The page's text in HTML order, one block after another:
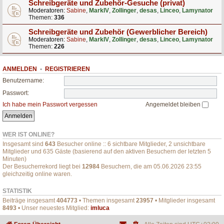
Schreibgeräte und Zubehör-Gesuche (privat)
Moderatoren: Sabine, MarkIV, Zollinger, desas, Linceo, Lamynator
Themen: 336
Schreibgeräte und Zubehör (Gewerblicher Bereich)
Moderatoren: Sabine, MarkIV, Zollinger, desas, Linceo, Lamynator
Themen: 226
ANMELDEN • REGISTRIEREN
Benutzername:
Passwort:
Ich habe mein Passwort vergessen
Angemeldet bleiben
WER IST ONLINE?
Insgesamt sind 643 Besucher online :: 6 sichtbare Mitglieder, 2 unsichtbare
Mitglieder und 635 Gäste (basierend auf den aktiven Besuchern der letzten 5
Minuten)
Der Besucherrekord liegt bei 12984 Besuchern, die am 05.06.2026 23:55
gleichzeitig online waren.
STATISTIK
Beiträge insgesamt404773 • Themen insgesamt23957 • Mitglieder insgesamt
8493 • Unser neuestes Mitglied: imluca